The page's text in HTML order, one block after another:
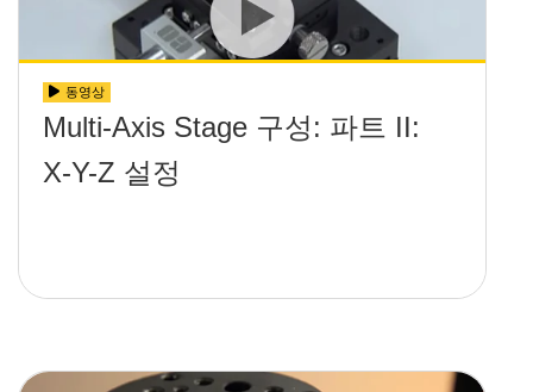
동영상
Multi-Axis Stage 구성: 파트 II:
X-Y-Z 설정